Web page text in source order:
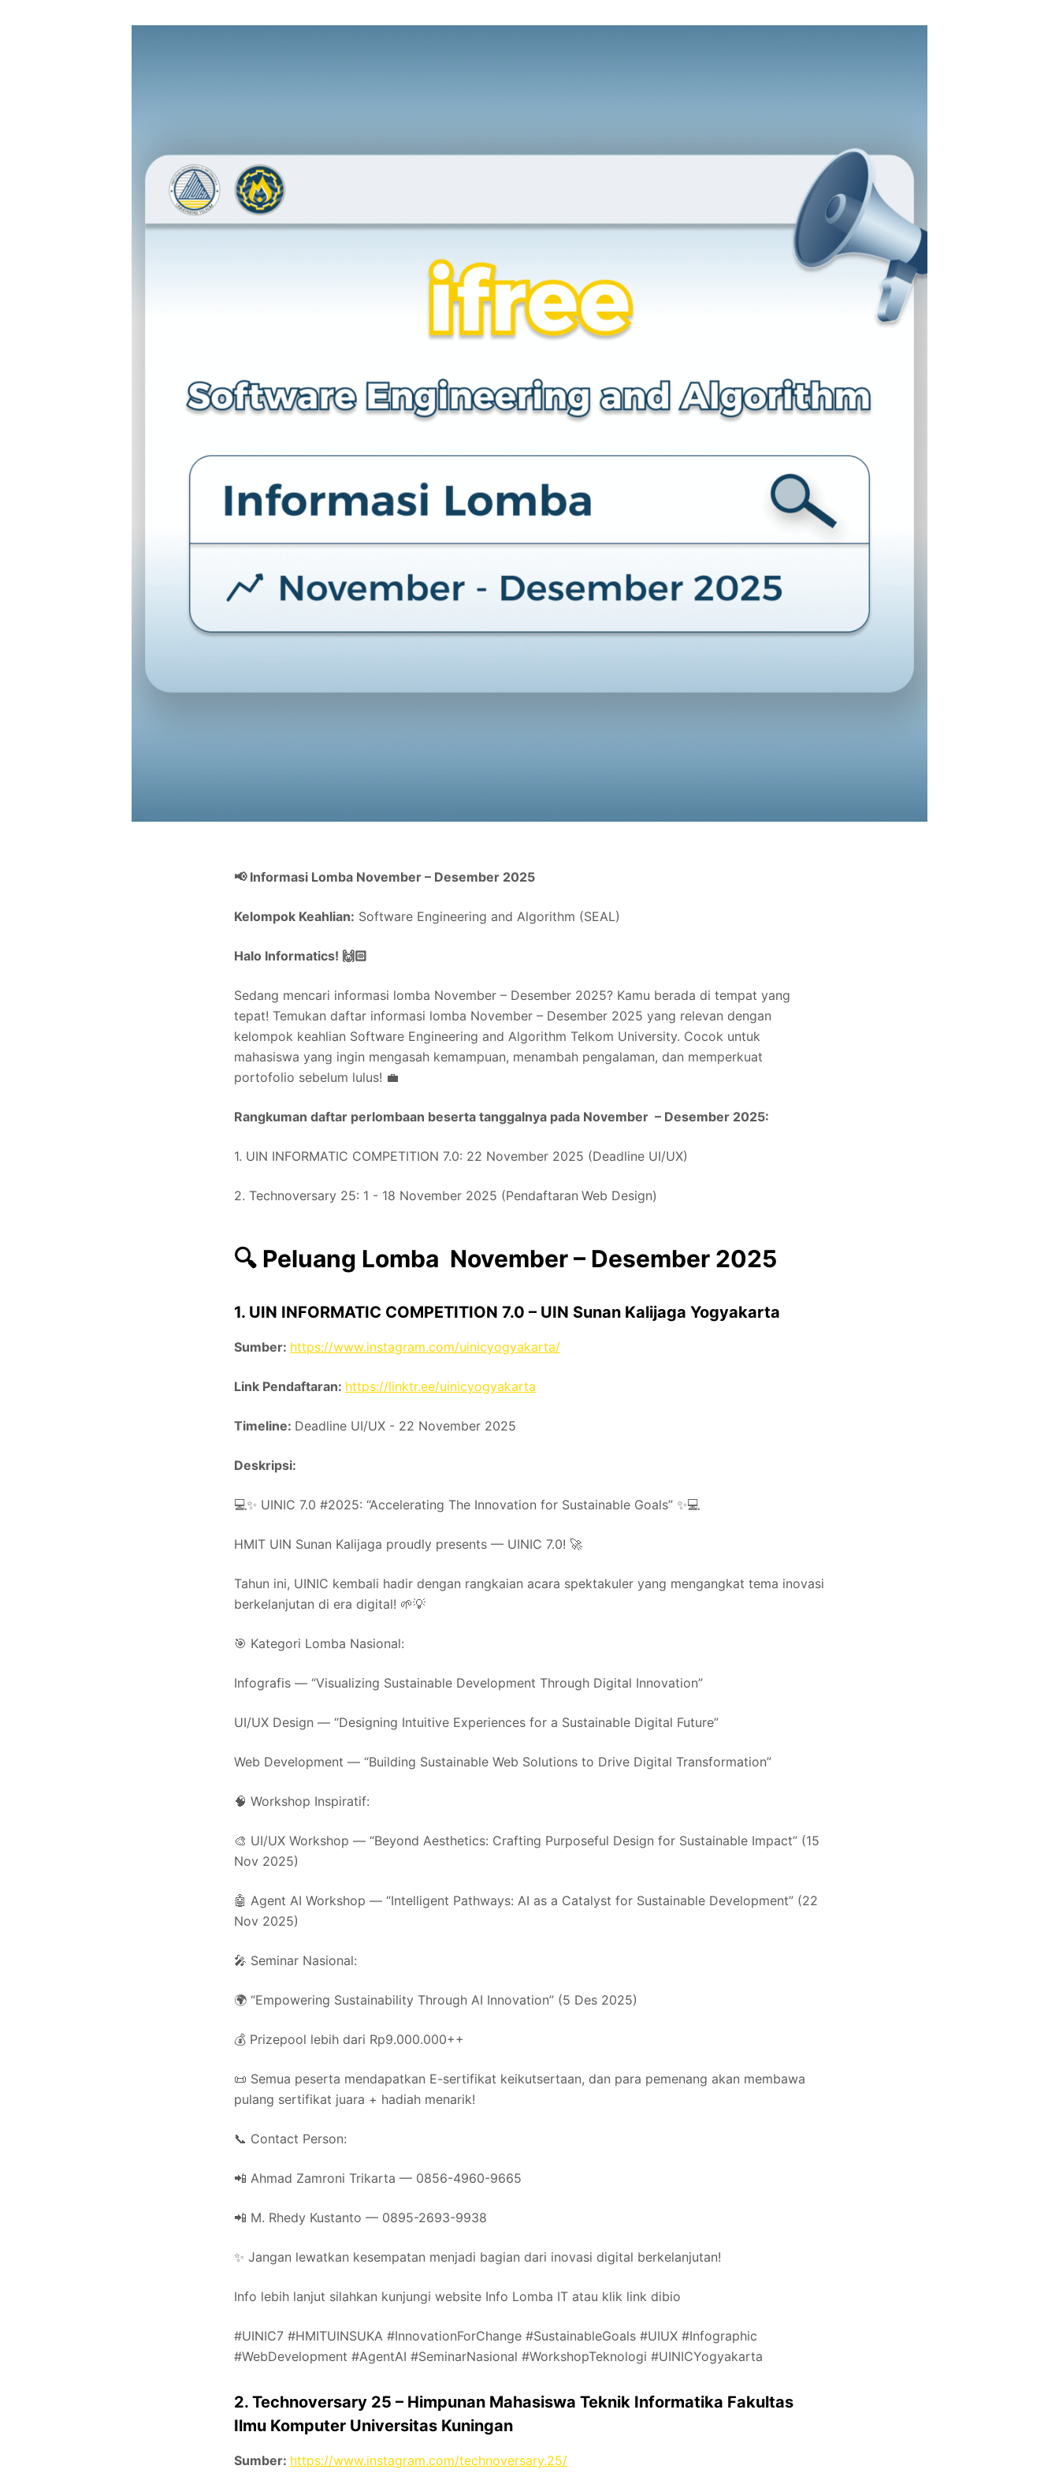
📢 Informasi Lomba November – Desember 2025
Kelompok Keahlian: Software Engineering and Algorithm (SEAL)
Halo Informatics! 🙌🏻
Sedang mencari informasi lomba November – Desember 2025? Kamu berada di tempat yang
tepat! Temukan daftar informasi lomba November – Desember 2025 yang relevan dengan
kelompok keahlian Software Engineering and Algorithm Telkom University. Cocok untuk
mahasiswa yang ingin mengasah kemampuan, menambah pengalaman, dan memperkuat
portofolio sebelum lulus! 💼
Rangkuman daftar perlombaan beserta tanggalnya pada November – Desember 2025:
1. UIN INFORMATIC COMPETITION 7.0: 22 November 2025 (Deadline UI/UX)
2. Technoversary 25: 1 - 18 November 2025 (Pendaftaran Web Design)
🔍 Peluang Lomba November– Desember 2025
1. UIN INFORMATIC COMPETITION 7.0 – UIN Sunan Kalijaga Yogyakarta
Sumber: https://www.instagram.com/uinicyogyakarta/
Link Pendaftaran: https://linktr.ee/uinicyogyakarta
Timeline: Deadline UI/UX - 22 November 2025
Deskripsi:
💻✨ UINIC 7.0 #2025: “Accelerating The Innovation for Sustainable Goals” ✨💻
HMIT UIN Sunan Kalijaga proudly presents — UINIC 7.0! 🚀
Tahun ini, UINIC kembali hadir dengan rangkaian acara spektakuler yang mengangkat tema inovasi
berkelanjutan di era digital! 🌱💡
🎯 Kategori Lomba Nasional:
Infografis — “Visualizing Sustainable Development Through Digital Innovation”
UI/UX Design — “Designing Intuitive Experiences for a Sustainable Digital Future”
Web Development — “Building Sustainable Web Solutions to Drive Digital Transformation”
🧠 Workshop Inspiratif:
🎨 UI/UX Workshop — “Beyond Aesthetics: Crafting Purposeful Design for Sustainable Impact” (15
Nov 2025)
🤖 Agent AI Workshop — “Intelligent Pathways: AI as a Catalyst for Sustainable Development” (22
Nov 2025)
🎤 Seminar Nasional:
🌍 “Empowering Sustainability Through AI Innovation” (5 Des 2025)
💰 Prizepool lebih dari Rp9.000.000++
📜 Semua peserta mendapatkan E-sertifikat keikutsertaan, dan para pemenang akan membawa
pulang sertifikat juara + hadiah menarik!
📞 Contact Person:
📲 Ahmad Zamroni Trikarta — 0856-4960-9665
📲 M. Rhedy Kustanto — 0895-2693-9938
✨ Jangan lewatkan kesempatan menjadi bagian dari inovasi digital berkelanjutan!
Info lebih lanjut silahkan kunjungi website Info Lomba IT atau klik link dibio
#UINIC7 #HMITUINSUKA #InnovationForChange #SustainableGoals #UIUX #Infographic
#WebDevelopment #AgentAI #SeminarNasional #WorkshopTeknologi #UINICYogyakarta
2. Technoversary 25 – Himpunan Mahasiswa Teknik Informatika Fakultas
Ilmu Komputer Universitas Kuningan
Sumber: https://www.instagram.com/technoversary.25/